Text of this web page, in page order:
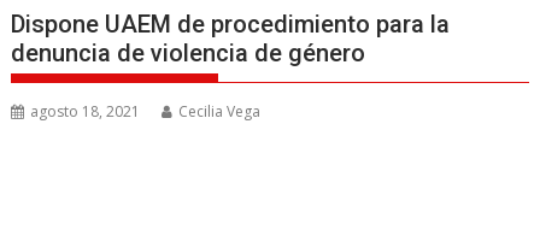
Dispone UAEM de procedimiento para la
denuncia de violencia de género
agosto 18, 2021 Cecilia Vega